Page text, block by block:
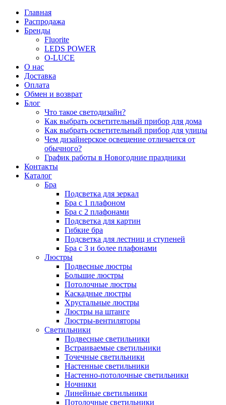
Главная
Распродажа
Бренды
Fluorite
LEDS POWER
O-LUCE
О нас
Доставка
Оплата
Обмен и возврат
Блог
Что такое светодизайн?
Как выбрать осветительный прибор для дома
Как выбрать осветительный прибор для улицы
Чем дизайнерское освещение отличается от
обычного?
График работы в Новогодние праздники
Контакты
Каталог
Бра
Подсветка для зеркал
Бра с 1 плафоном
Бра с 2 плафонами
Подсветка для картин
Гибкие бра
Подсветка для лестниц и ступеней
Бра с 3 и более плафонами
Люстры
Подвесные люстры
Большие люстры
Потолочные люстры
Каскадные люстры
Хрустальные люстры
Люстры на штанге
Люстры-вентиляторы
Светильники
Подвесные светильники
Встраиваемые светильники
Точечные светильники
Настенные светильники
Настенно-потолочные светильники
Ночники
Линейные светильники
Потолочные светильники